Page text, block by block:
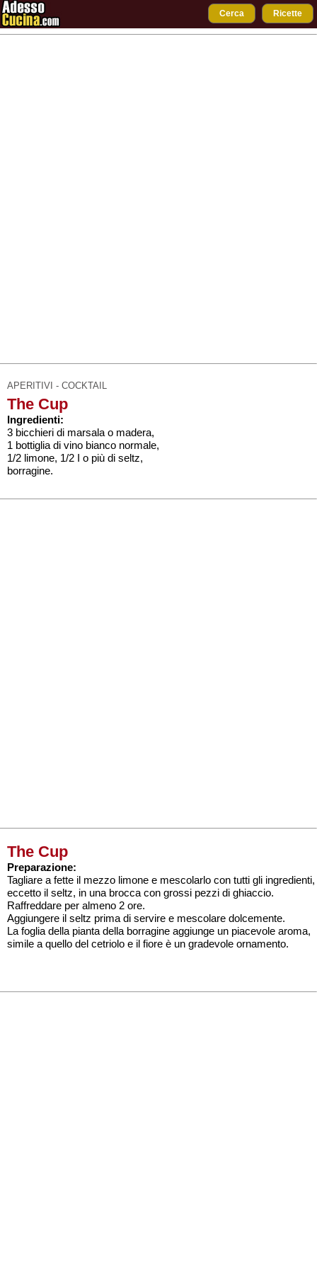
Cerca Ricette
APERITIVI - COCKTAIL
The Cup
Ingredienti:
3 bicchieri di marsala o madera,
1 bottiglia di vino bianco normale,
1/2 limone, 1/2 I o più di seltz,
borragine.
The Cup
Preparazione:
Tagliare a fette il mezzo limone e mescolarlo con tutti gli ingredienti,
eccetto il seltz, in una brocca con grossi pezzi di ghiaccio.
Raffreddare per almeno 2 ore.
Aggiungere il seltz prima di servire e mescolare dolcemente.
La foglia della pianta della borragine aggiunge un piacevole aroma,
simile a quello del cetriolo e il fiore è un gradevole ornamento.